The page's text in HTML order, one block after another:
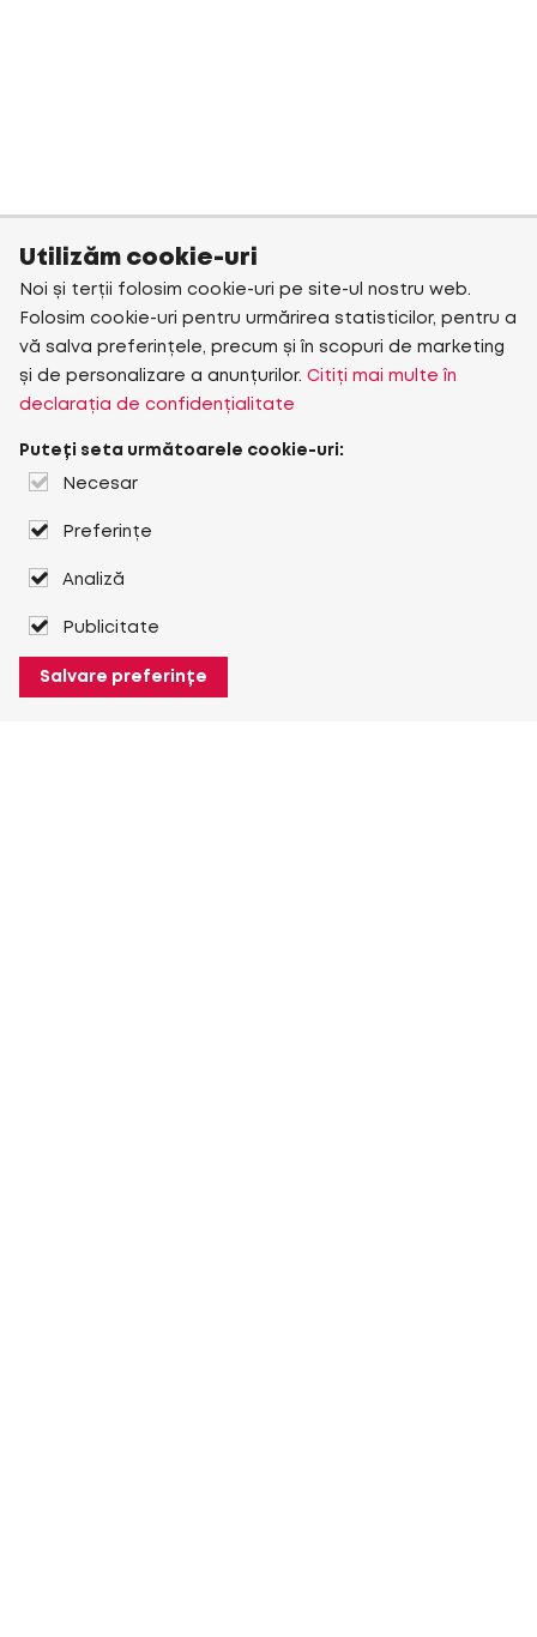
Utilizăm cookie-uri
Noi și terții folosim cookie-uri pe site-ul nostru web.
Folosim cookie-uri pentru urmărirea statisticilor, pentru a
vă salva preferințele, precum și în scopuri de marketing
și de personalizare a anunțurilor. Citiți mai multe în
declarația de confidențialitate
Puteți seta următoarele cookie-uri:
Necesar
Preferințe
Analiză
Publicitate
Salvare preferințe